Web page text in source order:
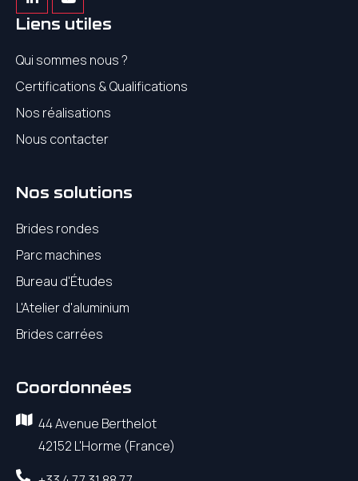
Liens utiles
Qui sommes nous ?
Certifications & Qualifications
Nos réalisations
Nous contacter
Nos solutions
Brides rondes
Parc machines
Bureau d'Études
L'Atelier d'aluminium
Brides carrées
Coordonnées
44 Avenue Berthelot
42152 L'Horme (France)